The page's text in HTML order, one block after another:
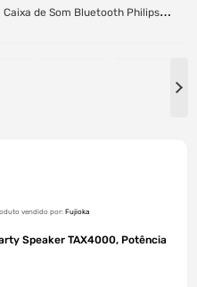
Caixa de Som Bluetooth Philips
vendido por: Fujioka
Speaker TAX4000, Potência
º
jbl